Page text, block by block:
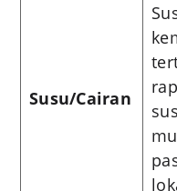
Susu/Cairan